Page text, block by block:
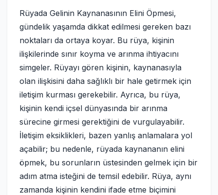
Rüyada Gelinin Kaynanasının Elini Öpmesi,
gündelik yaşamda dikkat edilmesi gereken bazı
noktaları da ortaya koyar. Bu rüya, kişinin
ilişkilerinde sınır koyma ve arınma ihtiyacını
simgeler. Rüyayı gören kişinin, kaynanasıyla
olan ilişkisini daha sağlıklı bir hale getirmek için
iletişim kurması gerekebilir. Ayrıca, bu rüya,
kişinin kendi içsel dünyasında bir arınma
sürecine girmesi gerektiğini de vurgulayabilir.
İletişim eksiklikleri, bazen yanlış anlamalara yol
açabilir; bu nedenle, rüyada kaynananın elini
öpmek, bu sorunların üstesinden gelmek için bir
adım atma isteğini de temsil edebilir. Rüya, aynı
zamanda kişinin kendini ifade etme biçimini